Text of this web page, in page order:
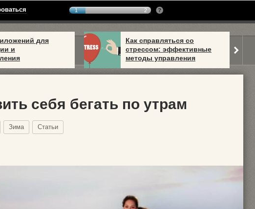
1 2
для
и
Как справляться со
стрессом: эффективные
методы управления
себя бегать по утрам
Зима Статьи